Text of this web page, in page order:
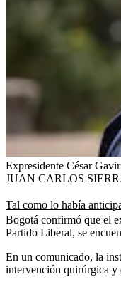
Expresidente César
JUAN CARLOS
Tal como lo había
Bogotá confirmó que el
Partido Liberal, se
En un comunicado, la
intervención quirúrgica y